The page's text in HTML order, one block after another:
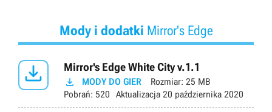
Mody i dodatki Mirror's Edge
 Mirror's Edge White City v.1.1
 MODY DO GIER Rozmiar: 25 MB
Pobrań: 520 Aktualizacja 20 października 2020